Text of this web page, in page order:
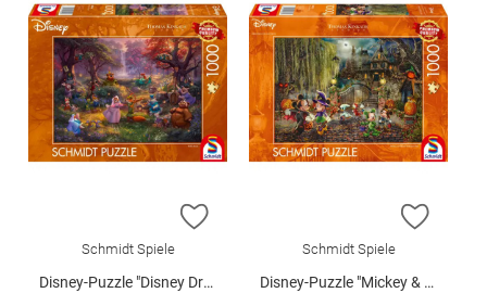
ZUR WUNSCHLISTE HINZUFÜGEN
Schmidt Spiele
Disney-Puzzle "Disney Dreams Collection - Robin Hood", 1000 Teile
ZUR
Schmidt Spiele
Disney-Puzzle "Mickey & Minny Halloween Spaß", 1000 Teile